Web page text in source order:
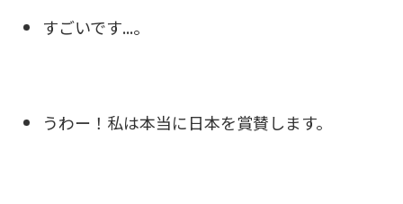
すごいです...。
うわー！私は本当に日本を賞賛します。